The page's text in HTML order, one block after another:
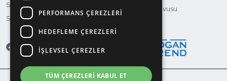
Suvmarket
Scootermarket
Servis Randevusu
PERFORMANS ÇEREZLERI
HEDEFLEME ÇEREZLERI
İŞLEVSEL ÇEREZLER
TÜM ÇEREZLERI KABUL ET